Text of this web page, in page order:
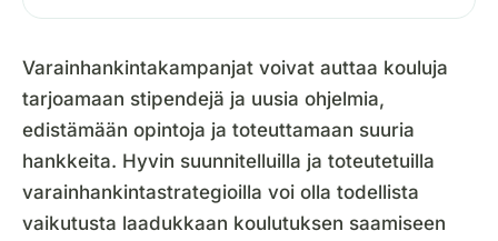
Varainhankintakampanjat voivat auttaa kouluja
tarjoamaan stipendejä ja uusia ohjelmia,
edistämään opintoja ja toteuttamaan suuria
hankkeita. Hyvin suunnitelluilla ja toteutetuilla
varainhankintastrategioilla voi olla todellista
vaikutusta laadukkaan koulutuksen saamiseen